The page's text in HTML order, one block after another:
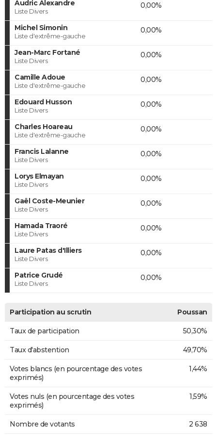
Audric Alexandre
Liste Divers
0,00%
Michel Simonin
Liste d'extrême-gauche
0,00%
Jean-Marc Fortané
Liste Divers
0,00%
Camille Adoue
Liste d'extrême-gauche
0,00%
Edouard Husson
Liste Divers
0,00%
Charles Hoareau
Liste d'extrême-gauche
0,00%
Francis Lalanne
Liste Divers
0,00%
Lorys Elmayan
Liste Divers
0,00%
Gaël Coste-Meunier
Liste Divers
0,00%
Hamada Traoré
Liste Divers
0,00%
Laure Patas d'Illiers
Liste Divers
0,00%
Patrice Grudé
Liste Divers
0,00%
Participation au scrutin Poussan
Taux de participation 50,30%
Taux d'abstention 49,70%
Votes blancs (en pourcentage des votes
exprimés)
1,44%
Votes nuls (en pourcentage des votes
exprimés)
1,59%
Nombre de votants 2 638